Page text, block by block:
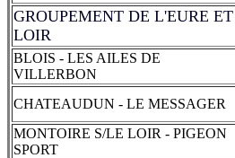
GROUPEMENT DE L'EURE ET
LOIR
BLOIS - LES AILES DE
VILLERBON
CHATEAUDUN - LE MESSAGER
MONTOIRE S/LE LOIR - PIGEON
SPORT